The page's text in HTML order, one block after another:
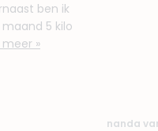
ben ik
5 kilo
»
nanda